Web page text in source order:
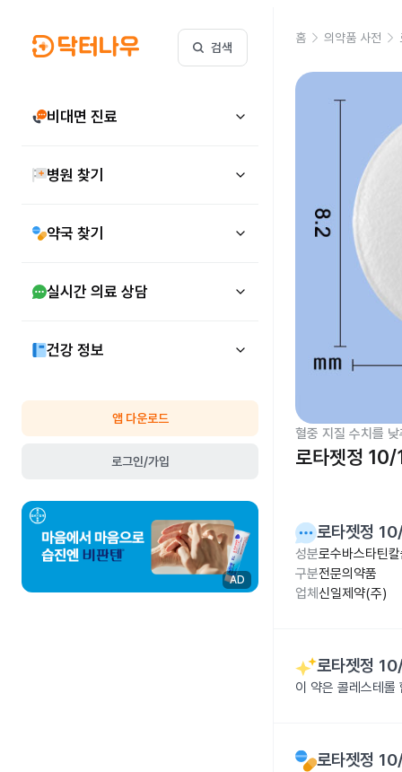
검색
비대면 진료
병원 찾기
약국 찾기
실시간 의료 상담
건강 정보
앱 다운로드
로그인/가입
AD
홈 의약품 사전
혈중 지질 수치를
로타젯정
로타젯정
성분로수바스타틴
구분전문의약품
업체 신일제약(주)
로타젯정
이 약은 콜레스테롤
로타젯정